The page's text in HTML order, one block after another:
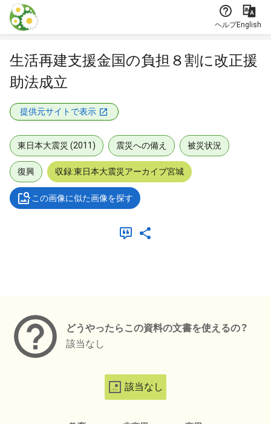
本文に飛ぶ
ヘルプEnglish
生活再建支援金国の負担８割に改正援
助法成立
提供元サイトで表示
東日本大震災 (2011) 震災への備え 被災状況
復興 収録:東日本大震災アーカイブ宮城
この画像に似た画像を探す
どうやったらこの資料の文書を使えるの？
該当なし
該当なし